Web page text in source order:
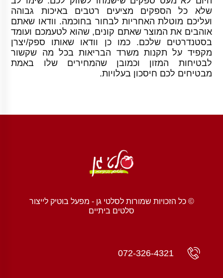
שלא כל הספקים מציעים רטבים באיכות גבוהה
ועליכם מוטלת האחריות לבחור בחוכמה. וודאו שאתם
אוהבים את המוצר שאתם קונים, שהוא לטעמכם ועומד
בסטנדרטים שלכם. כמו כן וודאו שאותו ספק/יצרן
מקפיד על תקנות משרד הבריאות בכל מה שקשור
לבטיחות המזון וכמובן שהמחירים שלו באמת
מבטיחים לכם חיסכון בעלויות.
© כל הזכויות שמורות לסלטי גן - מפעל בוטיק לייצור
סלטים ביתיים
072-326-4321